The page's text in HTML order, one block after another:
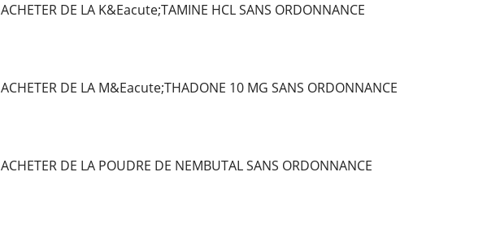
ACHETER DE LA K&Eacute;TAMINE HCL SANS ORDONNANCE
ACHETER DE LA M&Eacute;THADONE 10 MG SANS ORDONNANCE
ACHETER DE LA POUDRE DE NEMBUTAL SANS ORDONNANCE